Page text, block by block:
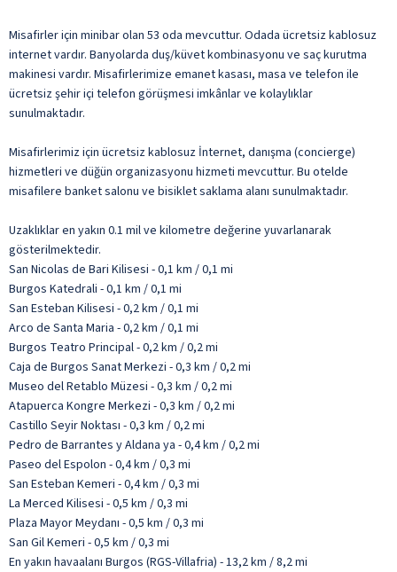
Misafirler için minibar olan 53 oda mevcuttur. Odada ücretsiz kablosuz
internet vardır. Banyolarda duş/küvet kombinasyonu ve saç kurutma
makinesi vardır. Misafirlerimize emanet kasası, masa ve telefon ile
ücretsiz şehir içi telefon görüşmesi imkânlar ve kolaylıklar
sunulmaktadır.
Misafirlerimiz için ücretsiz kablosuz İnternet, danışma (concierge)
hizmetleri ve düğün organizasyonu hizmeti mevcuttur. Bu otelde
misafilere banket salonu ve bisiklet saklama alanı sunulmaktadır.
Uzaklıklar en yakın 0.1 mil ve kilometre değerine yuvarlanarak
gösterilmektedir.
San Nicolas de Bari Kilisesi - 0,1 km / 0,1 mi
Burgos Katedrali - 0,1 km / 0,1 mi
San Esteban Kilisesi - 0,2 km / 0,1 mi
Arco de Santa Maria - 0,2 km / 0,1 mi
Burgos Teatro Principal - 0,2 km / 0,2 mi
Caja de Burgos Sanat Merkezi - 0,3 km / 0,2 mi
Museo del Retablo Müzesi - 0,3 km / 0,2 mi
Atapuerca Kongre Merkezi - 0,3 km / 0,2 mi
Castillo Seyir Noktası - 0,3 km / 0,2 mi
Pedro de Barrantes y Aldana ya - 0,4 km / 0,2 mi
Paseo del Espolon - 0,4 km / 0,3 mi
San Esteban Kemeri - 0,4 km / 0,3 mi
La Merced Kilisesi - 0,5 km / 0,3 mi
Plaza Mayor Meydanı - 0,5 km / 0,3 mi
San Gil Kemeri - 0,5 km / 0,3 mi
En yakın havaalanı Burgos (RGS-Villafria) - 13,2 km / 8,2 mi